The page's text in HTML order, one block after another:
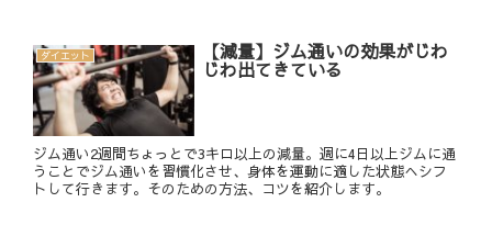
ダイエット 【減量】ジム通いの効果がじわ
じわ出てきている
ジム通い2週間ちょっとで3キロ以上の減量。週に4日以上ジムに通
うことでジム通いを習慣化させ、身体を運動に適した状態へシフ
トして行きます。そのための方法、コツを紹介します。